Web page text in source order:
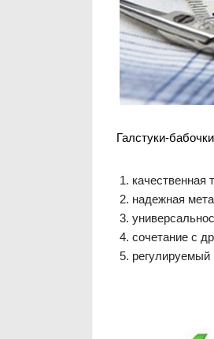
Галстуки-
качественная
надежная
сочетание с
регулируемый